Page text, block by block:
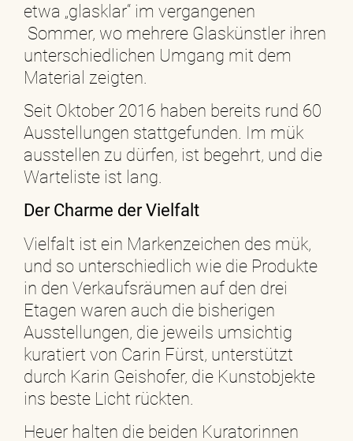
etwa „glasklar“ im vergangenen
Sommer, wo mehrere Glaskünstler ihren
unterschiedlichen Umgang mit dem
Material zeigten.
Seit Oktober 2016 haben bereits rund 60
Ausstellungen stattgefunden. Im mük
ausstellen zu dürfen, ist begehrt, und die
Warteliste ist lang.
Der Charme der Vielfalt
Vielfalt ist ein Markenzeichen des mük,
und so unterschiedlich wie die Produkte
in den Verkaufsräumen auf den drei
Etagen waren auch die bisherigen
Ausstellungen, die jeweils umsichtig
kuratiert von Carin Fürst, unterstützt
durch Karin Geishofer, die Kunstobjekte
ins beste Licht rückten.
Heuer halten die beiden Kuratorinnen